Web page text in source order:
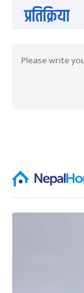
प्रतिक्रिया